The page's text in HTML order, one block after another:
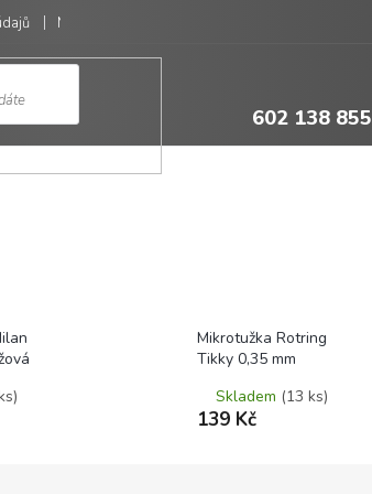
Moje objednávka
602 138 855
Mikrotužka Rotring
Tikky 0,35 mm
Skladem (13 ks)
139 Kč